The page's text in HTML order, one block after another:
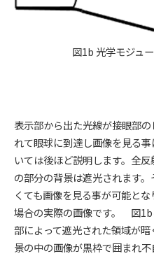
図1b 光学モジュ
表示部から出た光線が接眼部
れて眼球に到達し画像を見る
いては後ほど説明します。全
の部分の背景は遮光されます
くても画像を見る事が可能と
場合の実際の画像です。 図1b
部によって遮光された領域が
景の中の画像が黒枠で囲まれ